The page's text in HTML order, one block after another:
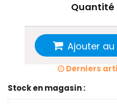
Quantité
Ajouter
Derniers
Stock en magasin :